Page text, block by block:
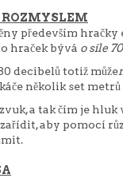
ROZMYSLEM
především
hraček bývá o síle
decibelů totiž může
několik set metrů
a tak čím je
aby pomocí